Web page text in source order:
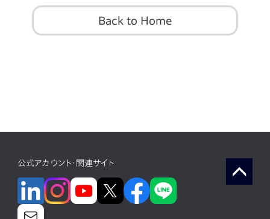
Back to Home
公式アカウント・関連サイト